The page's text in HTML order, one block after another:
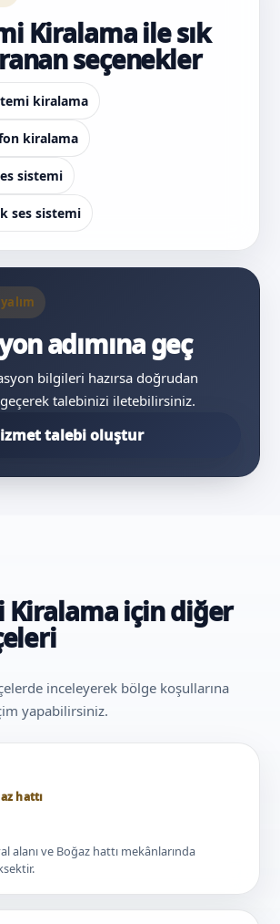
Kiralama ile sık
seçenekler
kiralama
kiralama
sistemi
ses sistemi
adımına geç
bilgileri hazırsa doğrudan
talebinizi iletebilirsiniz.
talebi oluştur
Kiralama için diğer
inceleyerek bölge koşullarına
yapabilirsiniz.
hattı
alanı ve Boğaz hattı mekânlarında